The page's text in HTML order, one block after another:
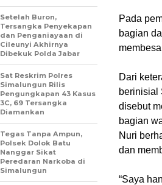
Pada
bagian
Dari
berinisial
disebut
bagian
Nuri
dan
“Saya
Setelah Buron,
Tersangka Penyekapan
dan Penganiayaan di
Cileunyi Akhirnya
Dibekuk Polda Jabar
Sat Reskrim Polres
Simalungun Rilis
Pengungkapan 43 Kasus
3C, 69 Tersangka
Diamankan
Tegas Tanpa Ampun,
Polsek Dolok Batu
Nanggar Sikat
Peredaran Narkoba di
Simalungun